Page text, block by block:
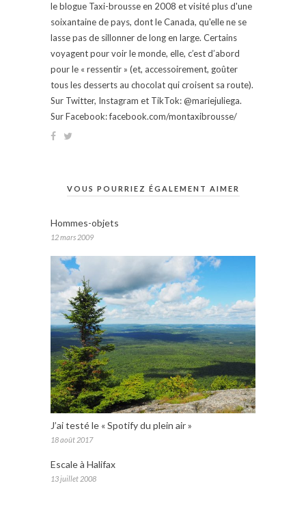
le blogue Taxi-brousse en 2008 et visité plus d'une
soixantaine de pays, dont le Canada, qu'elle ne se
lasse pas de sillonner de long en large. Certains
voyagent pour voir le monde, elle, c’est d’abord
pour le « ressentir » (et, accessoirement, goûter
tous les desserts au chocolat qui croisent sa route).
Sur Twitter, Instagram et TikTok: @mariejuliega.
Sur Facebook: facebook.com/montaxibrousse/
VOUS POURRIEZ ÉGALEMENT AIMER
Hommes-objets
12 mars 2009
J’ai testé le « Spotify du plein air »
18 août 2017
Escale à Halifax
13 juillet 2008